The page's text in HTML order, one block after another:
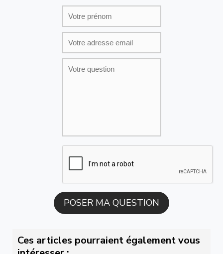
Ces articles pourraient également vous